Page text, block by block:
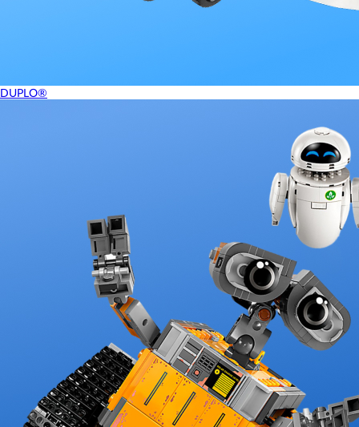
DUPLO®